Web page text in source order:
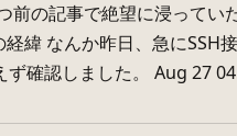
前の記事で絶望に浸ってい
経緯 なんか昨日、急に
確認しました。 Aug 27